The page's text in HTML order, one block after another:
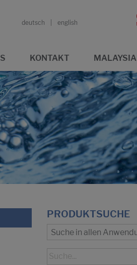
deutsch english
KONTAKT MALAYSIA
PRODUKTSUCHE